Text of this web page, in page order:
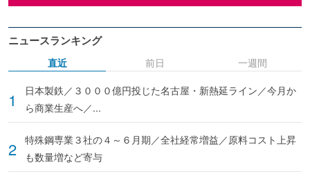
ニュースランキング
直近
日本製鉄／３０００億円投じた名古屋・新熱延ライン／今月か
ら商業生産へ／...
特殊鋼専業３社の４～６月期／全社経常増益／原料コスト上昇
も数量増など寄与
前日 一週間